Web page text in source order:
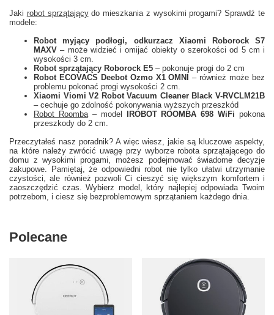
Jaki robot sprzątającydo mieszkania z wysokimi progami? Sprawdź te
modele:
Robot myjący podłogi, odkurzacz Xiaomi Roborock S7
MAXV – może widzieć i omijać obiekty o szerokości od 5 cm i
wysokości 3 cm.
Robot sprzątający Roborock E5 – pokonuje progi do 2 cm
Robot ECOVACS Deebot Ozmo X1 OMNI
– również może bez
problemu pokonać progi wysokości 2 cm.
Xiaomi Viomi V2 Robot Vacuum Cleaner Black V-RVCLM21B
– cechuje go zdolność pokonywania wyższych przeszkód
Robot Roomba– model IROBOT ROOMBA 698 WiFi pokona
przeszkody do 2 cm.
Przeczytałeś nasz poradnik? A więc wiesz, jakie są kluczowe aspekty,
na które należy zwrócić uwagę przy wyborze robota sprzątającego do
domu z wysokimi progami, możesz podejmować świadome decyzje
zakupowe. Pamiętaj, że odpowiedni robot nie tylko ułatwi utrzymanie
czystości, ale również pozwoli Ci cieszyć się większym komfortem i
zaoszczędzić czas. Wybierz model, który najlepiej odpowiada Twoim
potrzebom, i ciesz się bezproblemowym sprzątaniem każdego dnia.
Polecane